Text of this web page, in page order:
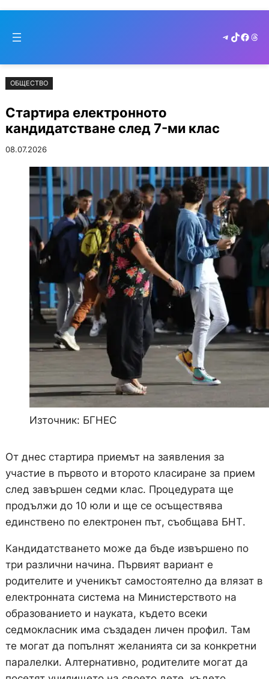
съдържанието
to
Telegram
TikTok
ОБЩЕСТВО
Стартира електронното
кандидатстване след 7-ми клас
08.07.2026
Източник: БГНЕС
От днес стартира приемът на заявления за
участие в първото и второто класиране за прием
след завършен седми клас. Процедурата ще
продължи до 10 юли и ще се осъществява
единствено по електронен път, съобщава БНТ.
Кандидатстването може да бъде извършено по
три различни начина. Първият вариант е
родителите и ученикът самостоятелно да влязат в
електронната система на Министерството на
образованието и науката, където всеки
седмокласник има създаден личен профил. Там
те могат да попълнят желанията си за конкретни
паралелки. Алтернативно, родителите могат да